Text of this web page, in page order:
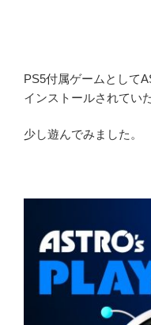
PS5付属ゲームとして
インストールされてい
少し遊んでみました。